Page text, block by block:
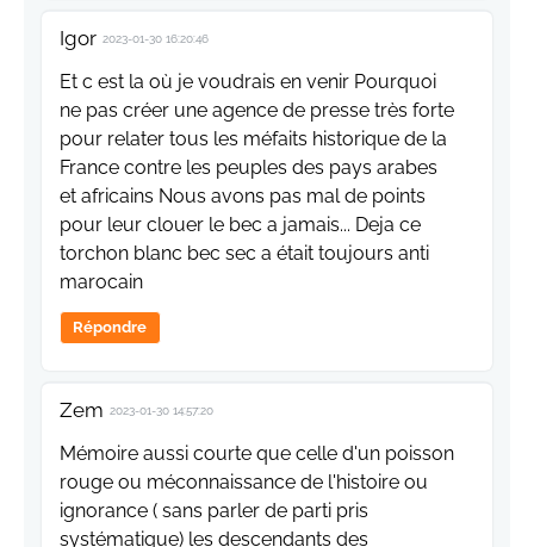
Igor 2023-01-30 16:20:46
Et c est la où je voudrais en venir Pourquoi
ne pas créer une agence de presse très forte
pour relater tous les méfaits historique de la
France contre les peuples des pays arabes
et africains Nous avons pas mal de points
pour leur clouer le bec a jamais... Deja ce
torchon blanc bec sec a était toujours anti
marocain
Répondre
Zem 2023-01-30 14:57:20
Mémoire aussi courte que celle d'un poisson
rouge ou méconnaissance de l'histoire ou
ignorance ( sans parler de parti pris
systématique) les descendants des